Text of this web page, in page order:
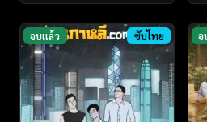
จบแล้ว ซับไทย จ